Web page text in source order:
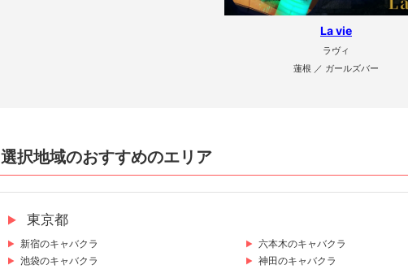
La vie
ラヴィ
蓮根 ／ ガールズバー
選択地域のおすすめのエリア
東京都
新宿のキャバクラ 六本木のキャバクラ
池袋のキャバクラ
神田のキャバクラ